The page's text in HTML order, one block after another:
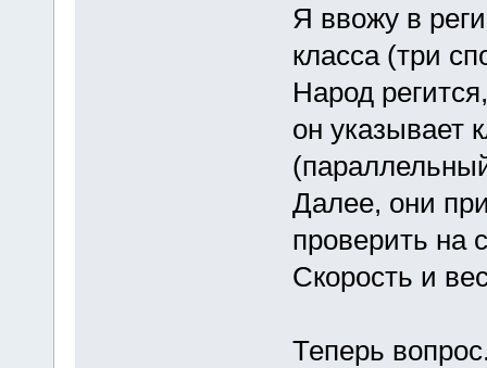
Я ввожу в
класса (три
Народ
он указывает
Далее, они
проверить на
Скорость и
Теперь